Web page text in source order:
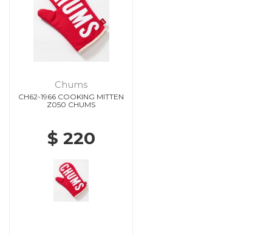
Chums
CH62-1966 COOKING MITTEN
Z050 CHUMS
$ 220